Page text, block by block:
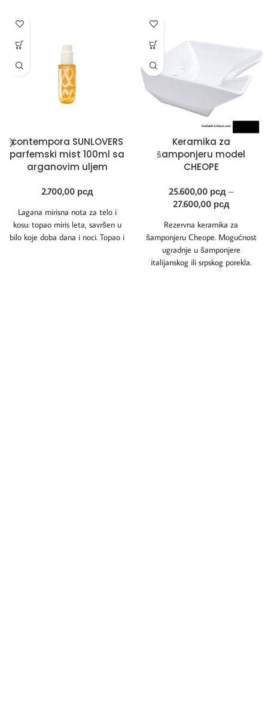
contempora SUNLOVERS
parfemski mist 100ml sa
arganovim uljem
2.700,00 рсд
Lagana mirisna nota za telo i
kosu: topao miris leta, savršen u
bilo koje doba dana i noci. Topao i
Keramika za
šamponjeru model
CHEOPE
25.600,00 рсд –
27.600,00 рсд
Rezervna keramika za
šamponjeru Cheope. Mogućnost
ugradnje u šamponjere
italijanskog ili srpskog porekla.